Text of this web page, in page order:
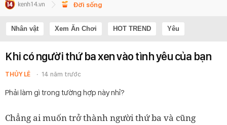
Đời sống
Nhân vật Xem Ăn Chơi HOT TREND Yêu
Khi có người thứ ba xen vào tình yêu của bạn
THỦY LÊ 14 năm trước
Phải làm gì trong tường hợp này nhỉ?
Chẳng ai muốn trở thành người thứ ba và cũng